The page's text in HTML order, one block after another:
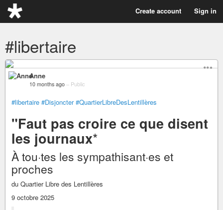
Create account Sign in
#libertaire
Anne
10 months ago – Public
#libertaire #Disjoncter #QuartierLibreDesLentillères
"Faut pas croire ce que disent
les journaux*
À tou·tes les sympathisant·es et
proches
du Quartier Libre des Lentillères
9 octobre 2025